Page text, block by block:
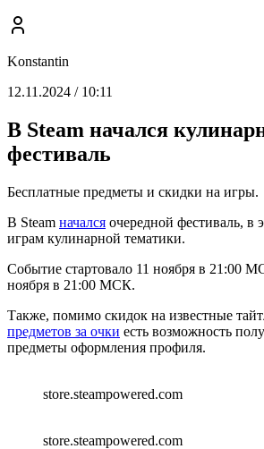
Konstantin
12.11.2024 / 10:11
В Steam начался
фестиваль
Бесплатные предметы и скидки на игры.
В Steam начался очередной фестиваль, в
играм кулинарной тематики.
Событие стартовало 11 ноября в 21:00
ноября в 21:00 МСК.
Также, помимо скидок на известные
предметов за очки есть возможность
предметы оформления профиля.
store.steampowered.com
store.steampowered.com